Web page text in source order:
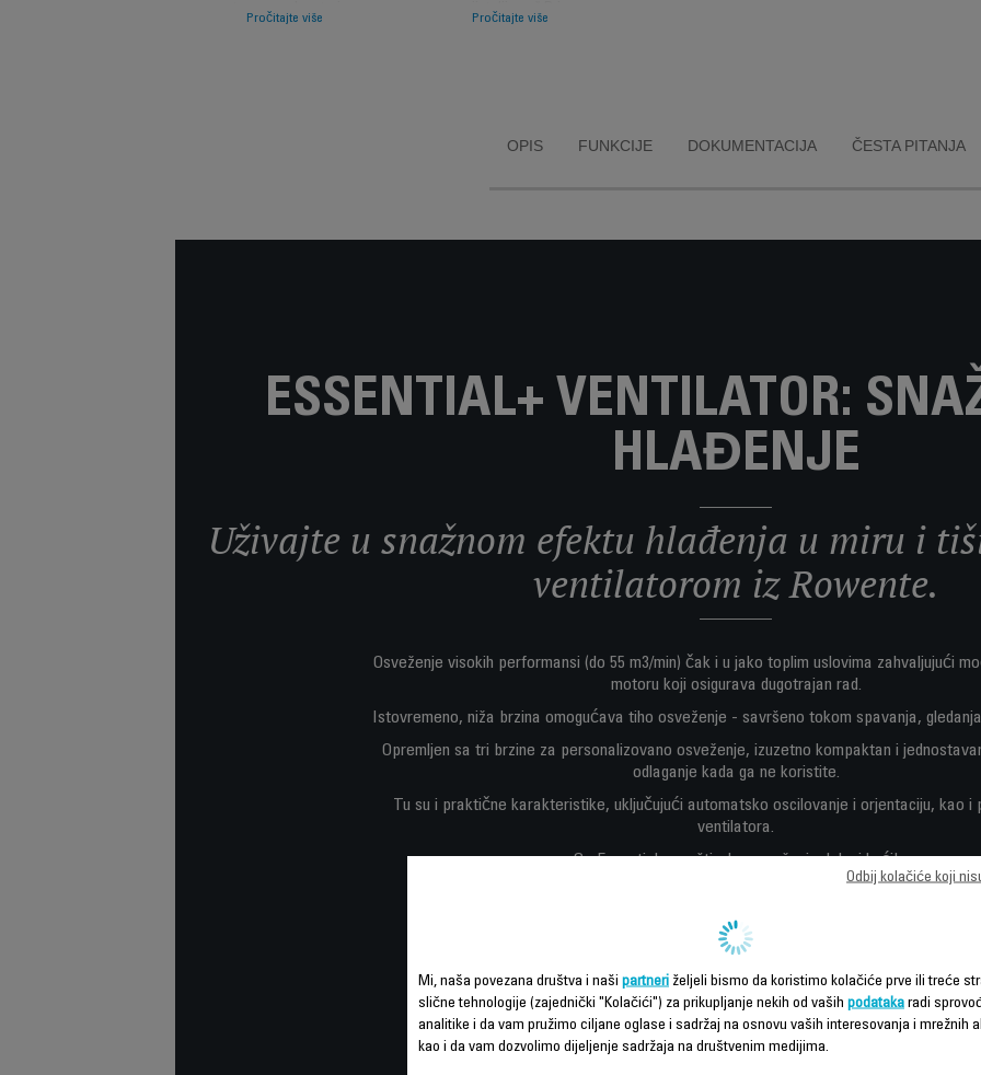
motorom za dugotrajen
performanse i izuzetnu
Pročitajte više
prijateljima. * Pri
minimalnoj brzini
Pročitajte više
OPIS FUNKCIJE DOKUMENTACIJA ČESTA PITANJA
ESSENTIAL+ VENTILATOR:
HLAĐENJE
Uživajte u snažnom efektu hlađenja u miru i
ventilatorom iz Rowente.
Osveženje visokih performansi (do 55 m3/min) čak i u jako toplim uslovima zahvaljujući
motoru koji osigurava dugotrajan rad.
Istovremeno, niža brzina omogućava tiho osveženje - savršeno tokom spavanja,
Opremljen sa tri brzine za personalizovano osveženje, izuzetno kompaktan i
odlaganje kada ga ne koristite.
Tu su i praktične karakteristike, uključujući automatsko oscilovanje i orjentaciju, kao i
ventilatora.
Sa Essential +, suštinsko osveženje dolazi kući!
Mi, naša povezana društva i naši partneri željeli bismo da koristimo kolačiće prve ili treće
slične tehnologije (zajednički "Kolačići") za prikupljanje nekih od vaših podataka radi
analitike i da vam pružimo ciljane oglase i sadržaj na osnovu vaših interesovanja i mrežnih
kao i da vam dozvolimo dijeljenje sadržaja na društvenim medijima.
Odbij kolačiće koji